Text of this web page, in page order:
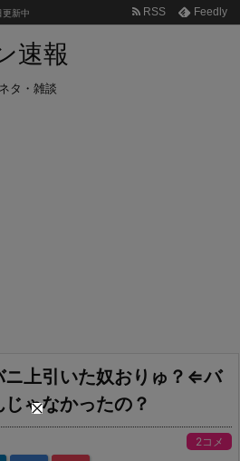
速報
更新中 RSS Feedly
ネタ・雑談
ニ上引いた奴おりゅ？⇐バ
ゃなかったの？
2コメ